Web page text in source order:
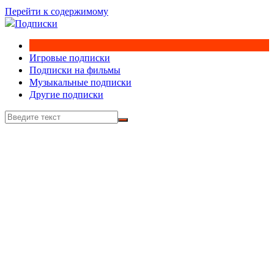
Перейти к содержимому
Игровые подписки
Подписки на фильмы
Музыкальные подписки
Другие подписки